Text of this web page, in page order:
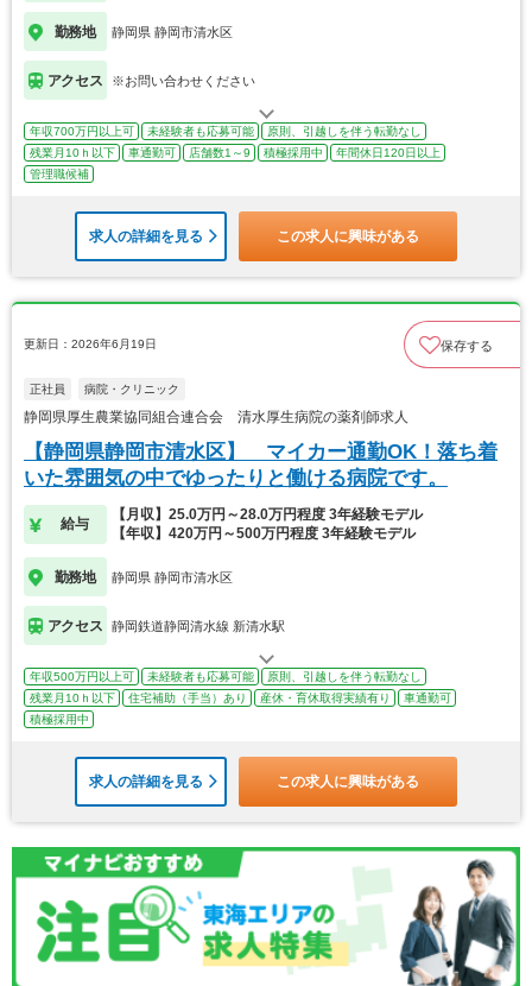
勤務地 静岡県 静岡市清水区
アクセス ※お問い合わせください
年収700万円以上可 未経験者も応募可能
原則、引越しを伴う転勤なし
残業月10ｈ以下
車通勤可 店舗数1～9 積極採用中
年間休日120日以上
管理職候補
求人の詳細を見る この求人に興味がある
更新日：2026年6月19日 保存する
正社員 病院・クリニック
静岡県厚生農業協同組合連合会 清水厚生病院の薬剤師求人
【静岡県静岡市清水区】 マイカー通勤OK！落ち着
いた雰囲気の中でゆったりと働ける病院です。
給与
【月収】25.0万円～28.0万円程度 3年経験モデル
【年収】420万円～500万円程度 3年経験モデル
勤務地 静岡県 静岡市清水区
アクセス 静岡鉄道静岡清水線 新清水駅
年収500万円以上可 未経験者も応募可能
原則、引越しを伴う転勤なし
残業月10ｈ以下
住宅補助（手当）あり 産休・育休取得実績有り
車通勤可
積極採用中
求人の詳細を見る この求人に興味がある